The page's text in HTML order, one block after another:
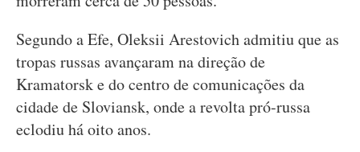
Segundo a Efe, Oleksii Arestovich admitiu que as
tropas russas avançaram na direção de
Kramatorsk e do centro de comunicações da
cidade de Sloviansk, onde a revolta pró-russa
eclodiu há oito anos.